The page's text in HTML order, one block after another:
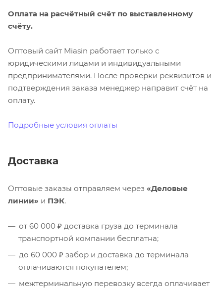
Оплата на расчётный счёт по выставленному
счёту.
Оптовый сайт Miasin работает только с
юридическими лицами и индивидуальными
предпринимателями. После проверки реквизитов и
подтверждения заказа менеджер направит счёт на
оплату.
Подробные условия оплаты
Доставка
Оптовые заказы отправляем через «Деловые
линии» и ПЭК.
от 60 000 ₽ доставка груза до терминала
транспортной компании бесплатна;
до 60 000 ₽ забор и доставка до терминала
оплачиваются покупателем;
межтерминальную перевозку всегда оплачивает